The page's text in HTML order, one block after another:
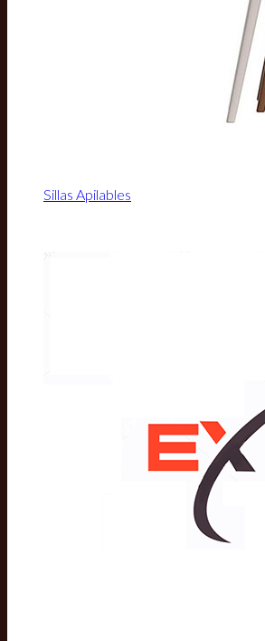
Sillas Apilables